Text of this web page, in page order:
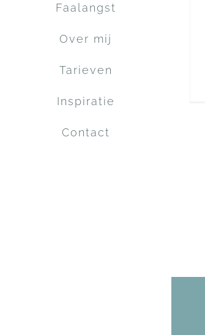
Faalangst
Over mij
Tarieven
Inspiratie
Contact